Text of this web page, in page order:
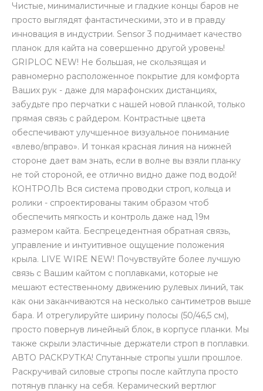
Чистые, минималистичные и гладкие концы баров не
просто выглядят фантастическими, это и в правду
инновация в индустрии. Sensor 3 поднимает качество
планок для кайта на совершенно другой уровень!
GRIPLOC NEW! Не большая, не скользящая и
равномерно расположенное покрытие для комфорта
Ваших рук - даже для марафонских дистанциях,
забудьте про перчатки с нашей новой планкой, только
прямая связь с райдером. Контрастные цвета
обеспечивают улучшенное визуальное понимание
«влево/вправо». И тонкая красная линия на нижней
стороне дает вам знать, если в волне вы взяли планку
не той стороной, ее отлично видно даже под водой!
КОНТРОЛЬ Вся система проводки строп, кольца и
ролики - спроектированы таким образом чтоб
обеспечить мягкость и контроль даже над 19м
размером кайта. Беспрецедентная обратная связь,
управление и интуитивное ощущение положения
крыла. LIVE WIRE NEW! Почувствуйте более лучшую
связь с Вашим кайтом с поплавками, которые не
мешают естественному движению рулевых линий, так
как они заканчиваются на несколько сантиметров выше
бара. И отрегулируйте ширину полосы (50/46,5 см),
просто повернув линейный блок, в корпусе планки. Мы
также скрыли эластичные держатели строп в поплавки.
АВТО РАСКРУТКА! Спутанные стропы ушли прошлое.
Раскручивай силовые стропы после кайтлупа просто
потянув планку на себя. Керамический вертлюг